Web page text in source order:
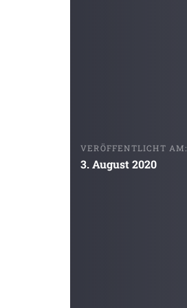
VERÖFFENTLICHT AM:
3. August 2020